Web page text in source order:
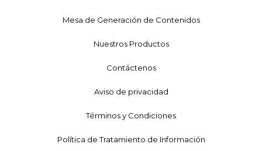
Mesa de Generación de Contenidos
Nuestros Productos
Contáctenos
Aviso de privacidad
Términos y Condiciones
Política de Tratamiento de Información